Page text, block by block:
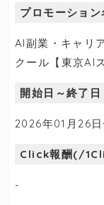
プロモーション
AI副業・キャリ
クール【東京AI
開始日～終了日
2026年01月26
Click報酬(/
-